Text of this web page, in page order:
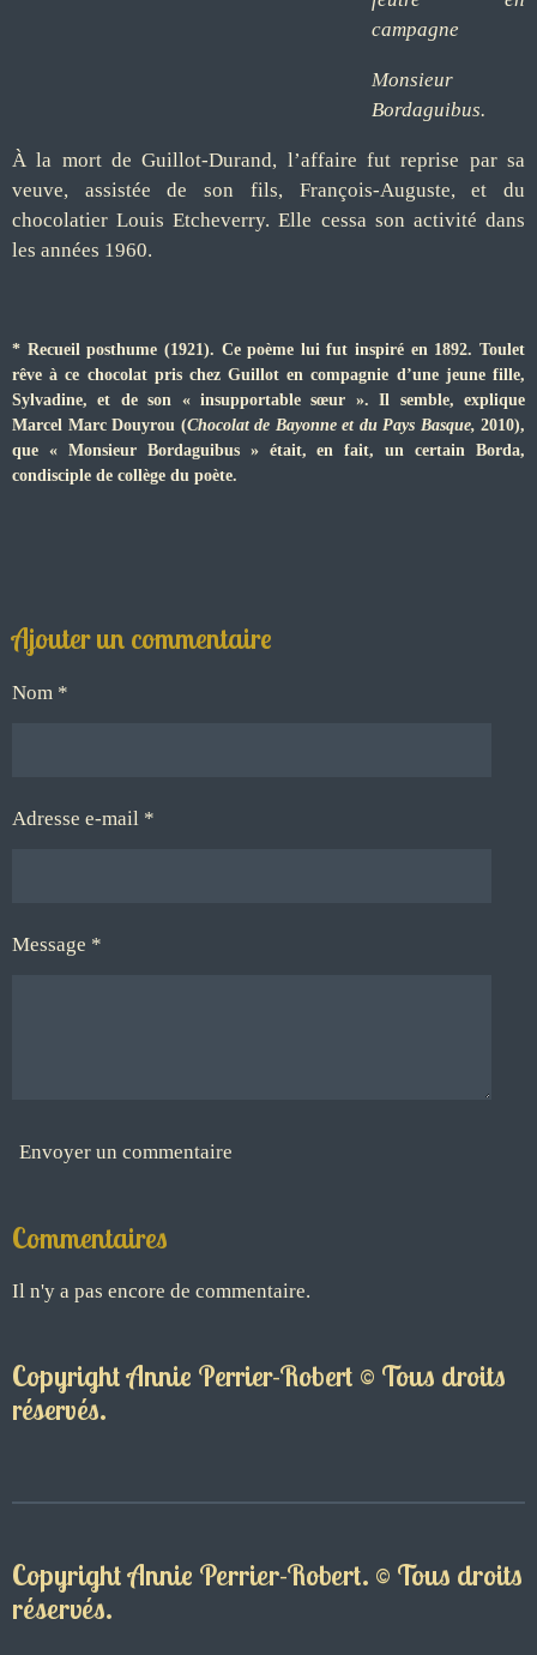
campagne
Monsieur
Bordaguibus.
À la mort de Guillot-Durand, l’affaire fut reprise par sa
veuve, assistée de son fils, François-Auguste, et du
chocolatier Louis Etcheverry. Elle cessa son activité dans
les années 1960.
* Recueil posthume (1921). Ce poème lui fut inspiré en 1892. Toulet
rêve à ce chocolat pris chez Guillot en compagnie d’une jeune fille,
Sylvadine, et de son « insupportable sœur ». Il semble, explique
Marcel Marc Douyrou (Chocolat de Bayonne et du Pays Basque, 2010),
que « Monsieur Bordaguibus » était, en fait, un certain Borda,
condisciple de collège du poète.
Ajouter un commentaire
Nom *
Adresse e-mail *
Message *
Envoyer un commentaire
Commentaires
Il n'y a pas encore de commentaire.
Copyright Annie Perrier-Robert © Tous droits
réservés.
Copyright Annie Perrier-Robert. © Tous droits
réservés.